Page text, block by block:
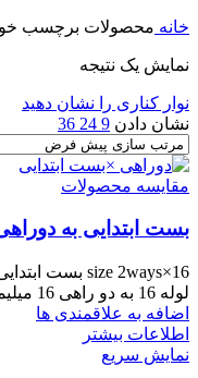
خانه محصولات برچسب
نمایش یک نتیجه
نوار کناری را نشان دهید
نشان دادن 9
24
36
مقایسه محصولات
بست ابتدایی به دوراهی
لوله 16 به دو راهی 16 میلیمتر مورد
اضافه به علاقمندی ها
اطلاعات بیشتر
نمایش سریع